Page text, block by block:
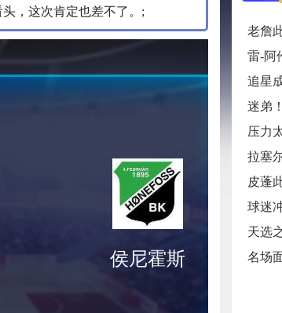
，这次肯定也差不了。;
侯尼霍斯